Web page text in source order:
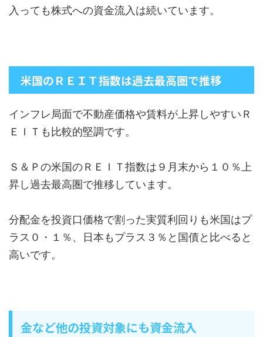
入っても株式への資金流入は続いています。
米国のＲＥＩＴ指数は過去最高圏で推移
インフレ局面で不動産価格や賃料が上昇しやすいＲ
ＥＩＴも比較的堅調です。
Ｓ＆Ｐの米国のＲＥＩＴ指数は９月末から１０％上
昇し過去最高圏で推移しています。
分配金を投資口価格で割った実質利回りも米国はプ
ラス０・１％、日本もプラス３％と国債と比べると
高いです。
金など他の投資対象にも資金流入